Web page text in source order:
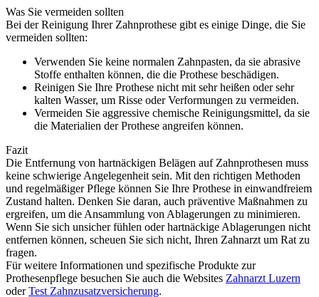
Was Sie vermeiden sollten
Bei der Reinigung Ihrer Zahnprothese gibt es einige Dinge, die Sie
vermeiden sollten:
Verwenden Sie keine normalen Zahnpasten, da sie abrasive
Stoffe enthalten können, die die Prothese beschädigen.
Reinigen Sie Ihre Prothese nicht mit sehr heißen oder sehr
kalten Wasser, um Risse oder Verformungen zu vermeiden.
Vermeiden Sie aggressive chemische Reinigungsmittel, da sie
die Materialien der Prothese angreifen können.
Fazit
Die Entfernung von hartnäckigen Belägen auf Zahnprothesen muss
keine schwierige Angelegenheit sein. Mit den richtigen Methoden
und regelmäßiger Pflege können Sie Ihre Prothese in einwandfreiem
Zustand halten. Denken Sie daran, auch präventive Maßnahmen zu
ergreifen, um die Ansammlung von Ablagerungen zu minimieren.
Wenn Sie sich unsicher fühlen oder hartnäckige Ablagerungen nicht
entfernen können, scheuen Sie sich nicht, Ihren Zahnarzt um Rat zu
fragen.
Für weitere Informationen und spezifische Produkte zur
Prothesenpflege besuchen Sie auch die Websites Zahnarzt Luzern
oderTest Zahnzusatzversicherung.